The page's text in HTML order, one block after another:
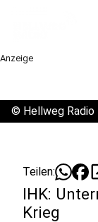
Anzeige
© Hellweg Radio
Teilen:
IHK:
Krieg